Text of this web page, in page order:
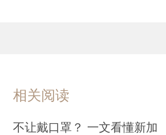
相关阅读
不让戴口罩？ 一文看懂新加